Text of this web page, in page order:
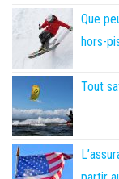
Que
hors-
Tout